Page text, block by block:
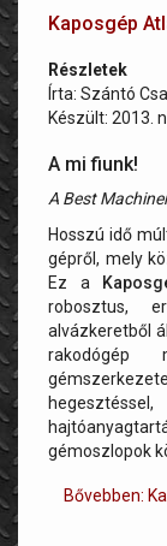
Kaposgép
Részletek
Írta: Szántó
Készült: 2013.
A mi fiunk!
A Best
Hosszú idő
gépről, mely
Ez a
robosztus,
alvázkeretből
rakodógép
gémoszlopok
Bővebben: